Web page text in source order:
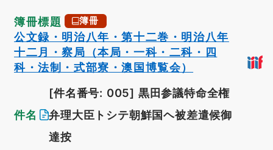
簿冊標題 簿冊
公文録・明治八年・第十二巻・明治八年
十二月・察局（本局・一科・二科・四
科・法制・式部寮・澳国博覧会）
件名
[件名番号: 005] 黒田参議特命全権
弁理大臣トシテ朝鮮国ヘ被差遣候御
達按